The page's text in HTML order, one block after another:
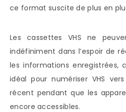
ce format suscite de plus en
Les cassettes VHS ne
indéfiniment dans l’espoir de
les informations
idéal pour numériser VHS
récent pendant que les
encore accessibles.